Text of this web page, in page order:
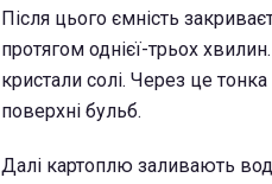
Після цього ємність
протягом однієї-трьох
кристали солі. Через це
поверхні бульб.
Далі картоплю заливають